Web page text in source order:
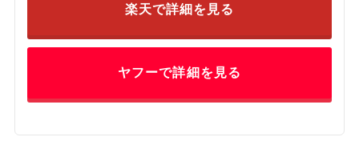
楽天で詳細を見る
ヤフーで詳細を見る